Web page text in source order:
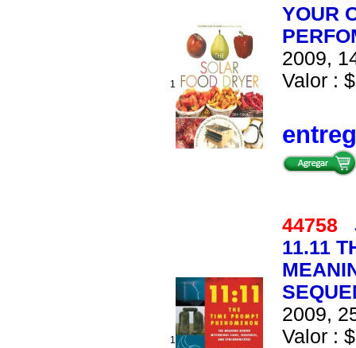
1
YOUR
2009,
Valor :
1
44758
11.11
2009,
Valor :